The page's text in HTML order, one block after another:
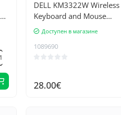
DELL KM3322W Wireless
Keyboard and Mouse
US/International
Доступен в магазине
1089690
28.00€